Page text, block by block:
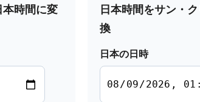
時間に変
日本時間をサン・
換
日本の日時